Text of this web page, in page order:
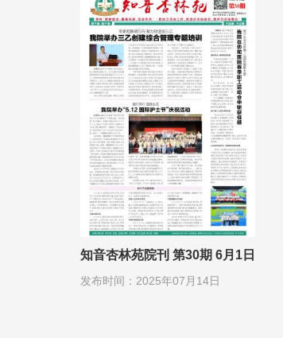
知音杏林苑院刊 第30期 6月1日
发布时间：2025年07月14日